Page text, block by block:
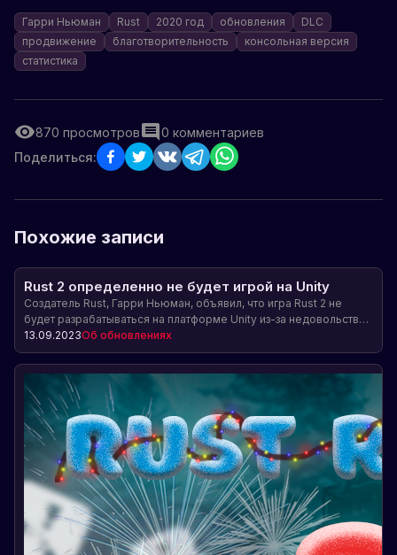
Гарри Ньюман Rust 2020 год обновления
DLC
продвижение
благотворительность
консольная версия
статистика
870 просмотров 0 комментариев
Поделиться:
Похожие записи
Rust 2 определенно не будет игрой на Unity
Создатель Rust, Гарри Ньюман, объявил, что игра Rust 2 не
будет разрабатываться на платформе Unity из-за недовольства
новой платой за установку. Разработчики Rust 2 ищут
альтернативные варианты разработки.
13.09.2023Об обновлениях